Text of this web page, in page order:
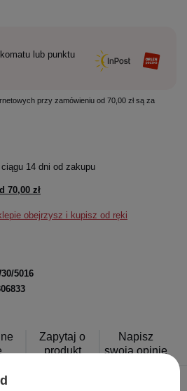
lub punktu
przy zamówieniu od 70,00 zł są za
14 dni od zakupu
70,00 zł
obejrzysz i kupisz od ręki
5016
Zapytaj o
produkt
Napisz
swoją opinię